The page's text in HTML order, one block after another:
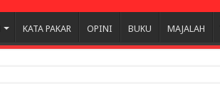
KATA PAKAR OPINI BUKU MAJALAH